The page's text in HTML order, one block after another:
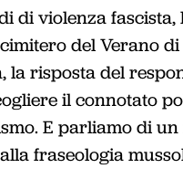
di violenza
del Verano
la risposta del
il connotato
E parliamo di
fraseologia